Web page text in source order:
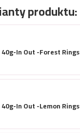
produktu:
In Out -Forest Rings
In Out -Lemon Rings